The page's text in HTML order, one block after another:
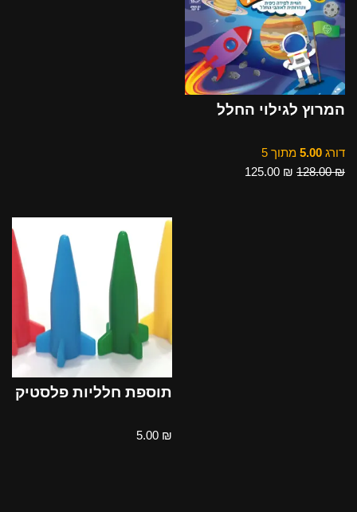
המרוץ לגילוי החלל
דורג 5.00 מתוך 5
128.00₪
125.00 ₪
תוספת חלליות פלסטיק
5.00 ₪